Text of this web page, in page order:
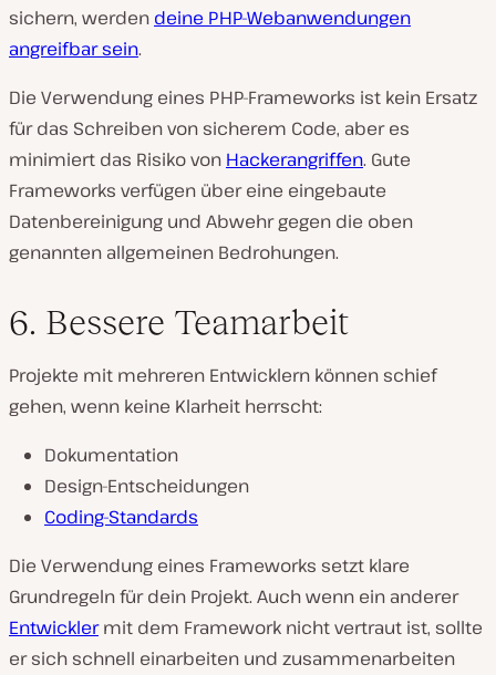
sichern, werden deine PHP-Webanwendungen
angreifbar sein.
Die Verwendung eines PHP-Frameworks ist kein Ersatz
für das Schreiben von sicherem Code, aber es
minimiert das Risiko von Hackerangriffen. Gute
Frameworks verfügen über eine eingebaute
Datenbereinigung und Abwehr gegen die oben
genannten allgemeinen Bedrohungen.
6. Bessere Teamarbeit
Projekte mit mehreren Entwicklern können schief
gehen, wenn keine Klarheit herrscht:
Dokumentation
Design-Entscheidungen
Coding-Standards
Die Verwendung eines Frameworks setzt klare
Grundregeln für dein Projekt. Auch wenn ein anderer
Entwicklermit dem Framework nicht vertraut ist, sollte
er sich schnell einarbeiten und zusammenarbeiten